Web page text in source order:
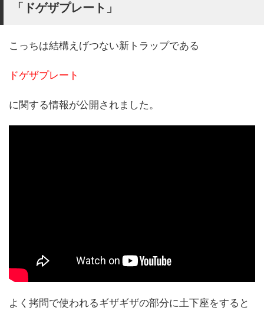
「ドゲザプレート」
こっちは結構えげつない新トラップである
ドゲザプレート
に関する情報が公開されました。
よく拷問で使われるギザギザの部分に土下座をすると